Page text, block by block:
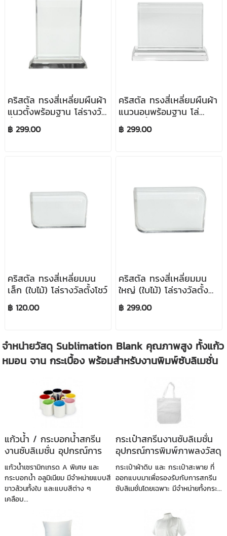
คริสตัล ทรงสี่เหลี่ยมผืนผ้า
แนวตั้งพร้อมฐาน โล่รางวัล
ตั้งโชว์
฿ 299.00
คริสตัล ทรงสี่เหลี่ยมผืนผ้า
แนวนอนพร้อมฐาน โล่
รางวัลตั้งโชว์
฿ 299.00
คริสตัล ทรงสี่เหลี่ยมมน
เล็ก (ใบไม้) โล่รางวัลตั้งโชว์
฿ 120.00
คริสตัล ทรงสี่เหลี่ยมมน
ใหญ่ (ใบไม้) โล่รางวัลตั้ง
โชว์
฿ 299.00
จำหน่ายวัสดุ Sublimation Blank คุณภาพสูง ทั้งแก้ว
หมอน จาน กระเบื้อง พร้อมสำหรับงานพิมพ์ซับลิเมชั่น
แก้วน้ำ / กระบอกน้ำสกรีน
งานซับลิเมชั่น อุปกรณ์การ
พิมพ์ภาพลงวัสดุ
แก้วน้ำเซรามิกเกรด A พิเศษ และ
กระบอกน้ำ อลูมิเนียม มีจำหน่ายแบบสี
ขาวล้วนทั้งใบ และแบบสีต่าง ๆ
เคลือบ...
กระเป๋าสกรีนงานซับลิเมชั่น
อุปกรณ์การพิมพ์ภาพลงวัสดุ
กระเป๋าผ้าดิบ และ กระเป๋าสะพาย ที่
ออกแบบมาเพื่อรองรับกับการสกรีน
ซับลิเมชั่นโดยเฉพาะ มีจำหน่ายทั้งกระ...